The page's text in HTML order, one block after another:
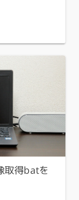
取得batを